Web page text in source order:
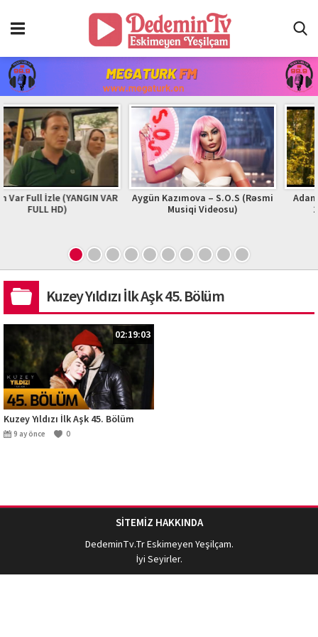
(YANGIN VAR
Aygün Kazımova – S.O.S (Rəsmi
Musiqi Videosu)
Adam | Zhurek |
2023
Kuzey Yıldızı İlk Aşk 45. Bölüm
02:19:03
Kuzey Yıldızı İlk Aşk 45. Bölüm
9 ay önce 0
SİTEMİZ HAKKINDA
DedeminTv.TrEskimeyen Yeşilçam.
İyi Seyirler.